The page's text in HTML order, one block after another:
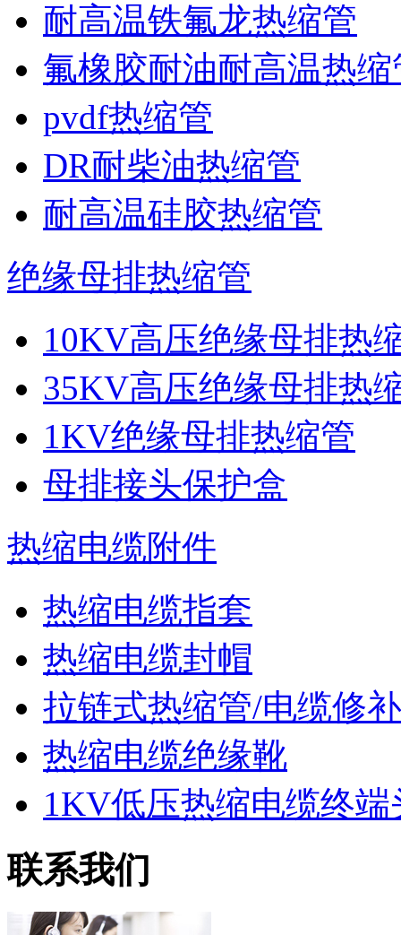
耐高温铁氟龙热缩管
氟橡胶耐油耐高温热缩
pvdf热缩管
DR耐柴油热缩管
耐高温硅胶热缩管
绝缘母排热缩管
10KV高压绝缘母排热
35KV高压绝缘母排热
1KV绝缘母排热缩管
母排接头保护盒
热缩电缆附件
热缩电缆指套
热缩电缆封帽
拉链式热缩管/电缆修
热缩电缆绝缘靴
1KV低压热缩电缆终端
联系我们